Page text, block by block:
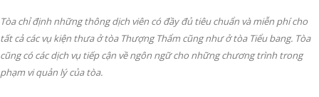
Tòa chỉ định những thông dịch viên có đầy đủ tiêu chuẩn và miễn phí cho
tất cả các vụ kiện thưa ở tòa Thượng Thẩm cũng như ở tòa Tiểu bang. Tòa
cũng có các dịch vụ tiếp cận về ngôn ngữ cho những chương trình trong
phạm vi quản lý của tòa.